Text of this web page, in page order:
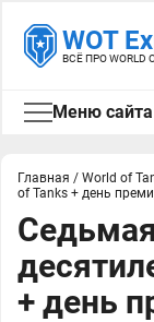
WOT
ВСЁ ПРО WORLD
Меню сайта
Главная / World of
of Tanks + день
+ день